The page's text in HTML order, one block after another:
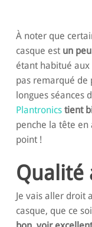
À noter que
casque est un
étant habitué aux
pas remarqué de
longues séances
Plantronics tient
penche la tête en
point !
Qualité
Je vais aller droit
casque, que ce